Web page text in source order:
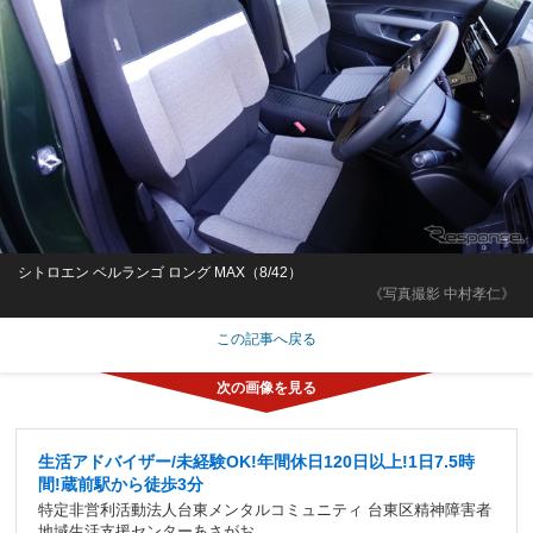
《写真撮影 中村孝仁》
シトロエン ベルランゴ ロング MAX（8/42）
この記事へ戻る
生活アドバイザー/未経験OK!年間休日120日以上!1日7.5時
間!蔵前駅から徒歩3分
特定非営利活動法人台東メンタルコミュニティ 台東区精神障害者